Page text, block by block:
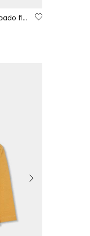
Camiseta punto niña gris estampado flores